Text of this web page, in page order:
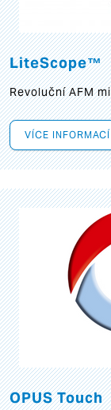
LiteScope™
Revoluční AFM
VÍCE
OPUS Touch